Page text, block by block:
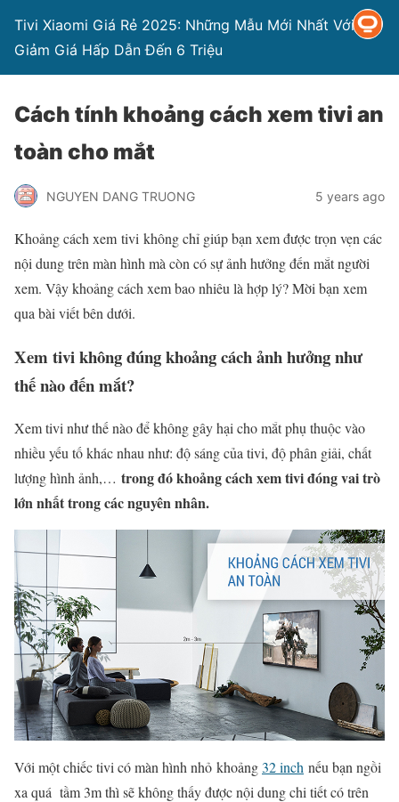
Tivi Xiaomi Giá Rẻ 2025: Những Mẫu Mới Nhất Với
Giảm Giá Hấp Dẫn Đến 6 Triệu
Cách tính khoảng cách xem tivi an
toàn cho mắt
NGUYEN DANG TRUONG 5 years ago
Khoảng cách xem tivi không chỉ giúp bạn xem được trọn vẹn các
nội dung trên màn hình mà còn có sự ảnh hưởng đến mắt người
xem. Vậy khoảng cách xem bao nhiêu là hợp lý? Mời bạn xem
qua bài viết bên dưới.
Xem tivi không đúng khoảng cách ảnh hưởng như
thế nào đến mắt?
Xem tivi như thế nào để không gây hại cho mắt phụ thuộc vào
nhiều yếu tố khác nhau như: độ sáng của tivi, độ phân giải, chất
lượng hình ảnh,… trong đó khoảng cách xem tivi đóng vai trò
lớn nhất trong các nguyên nhân.
Với một chiếc tivi có màn hình nhỏ khoảng32 inch nếu bạn ngồi
xa quá tầm 3m thì sẽ không thấy được nội dung chi tiết có trên